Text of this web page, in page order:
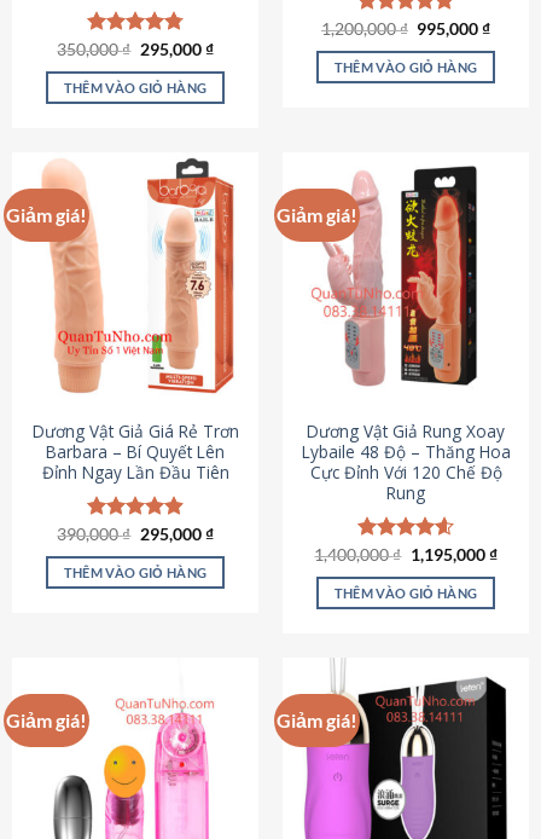
Được xếp
hạng4.79
5 sao
350,000₫ Giá
là:
350,000 ₫.
295,000₫Giá
tại
THÊM VÀO GIỎ HÀNG
Được xếp
hạng4.82
5 sao
1,200,000₫ Giá
là:
1,200,000 ₫.
995,000₫Giá
tại
THÊM VÀO GIỎ HÀNG
Giảm giá!
Dương Vật Giả Giá Rẻ Trơn
Barbara – Bí Quyết Lên
Đỉnh Ngay Lần Đầu Tiên
Được xếp
hạng4.90
5 sao
390,000₫ Giá
là:
390,000 ₫.
295,000₫Giá
tại
THÊM VÀO GIỎ HÀNG
Giảm giá!
Dương Vật Giả Rung Xoay
Lybaile 48 Độ – Thăng Hoa
Cực Đỉnh Với 120 Chế Độ
Rung
Được xếp
hạng4.62
5 sao
1,400,000₫ Giá
gốc
là:
1,400,000 ₫.
1,195,000₫Giá
THÊM VÀO GIỎ HÀNG
Giảm giá! Giảm giá!